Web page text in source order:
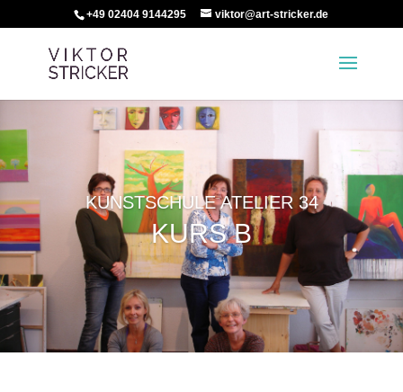
+49 02404 9144295 viktor@art-stricker.de
KUNSTSCHULE ATELIER 34
KURS B